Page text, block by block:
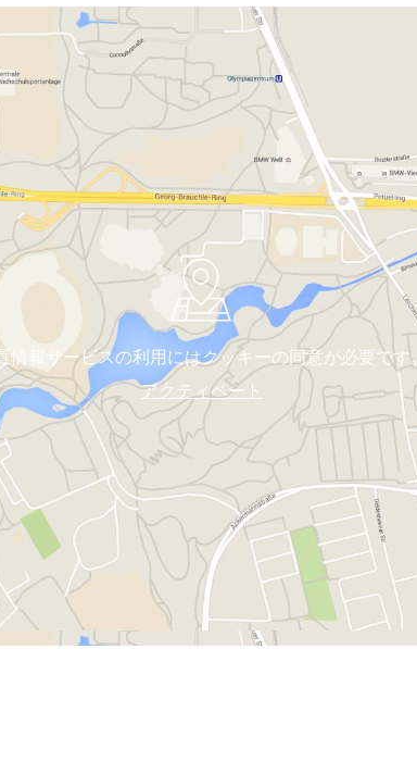
情報サービスの利用にはクッキーの同意が必要です。
アクティベート